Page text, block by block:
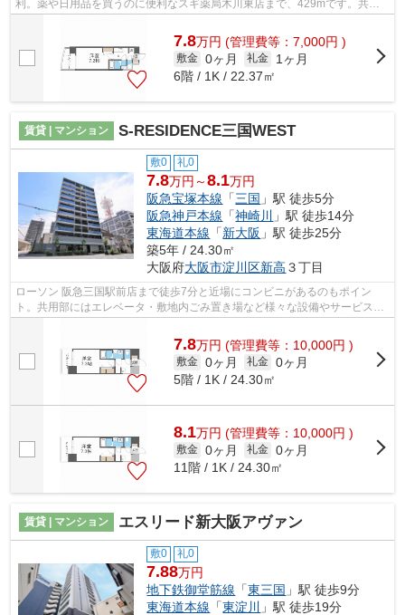
利。薬や日用品を買うのに便利なスギ薬局木川東店まで、429mです。共用
7.8万円 (管理費等：7,000円 )
敷金 0ヶ月 礼金
1ヶ月
6階 / 1K / 22.37㎡
賃貸 | マンション S-RESIDENCE三国WEST
敷0 礼0
7.8万円～8.1万円
阪急宝塚本線 「三国 」駅 徒歩5分
阪急神戸本線 「神崎川
」駅 徒歩14分
東海道本線 「新大阪 」駅 徒歩25分
築5年 / 24.30㎡
大阪府大阪市淀川区新高 ３丁目
ローソン 阪急三国駅前店まで徒歩7分と近場にコンビニがあるのもポイン
ト。共用部にはエレベータ・敷地内ごみ置き場など様々な設備やサービスが
7.8万円 (管理費等：10,000円 )
敷金 0ヶ月 礼金 0ヶ月
5階 / 1K / 24.30㎡
8.1万円 (管理費等：10,000円 )
敷金 0ヶ月 礼金 0ヶ月
11階 / 1K / 24.30㎡
賃貸 | マンション エスリード新大阪アヴァン
敷0 礼0
7.88万円
地下鉄御堂筋線 「東三国 」駅 徒歩9分
東海道本線 「東淀川
」駅 徒歩19分